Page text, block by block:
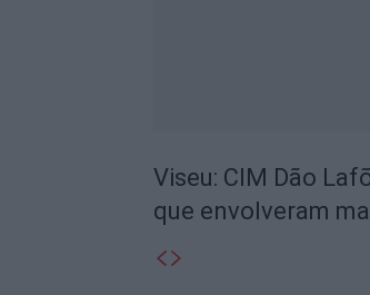
Viseu: CIM Dão
que envolveram